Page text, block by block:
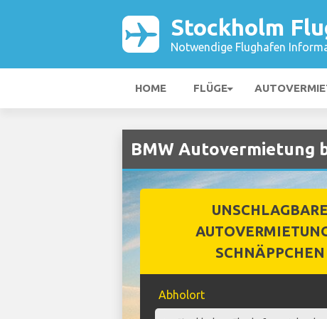
Stockholm
Notwendige Flughafen
HOME FLÜGE
BMW Autovermietung
UNSCHLAGBARE
SCHNÄPPCHEN
Abholort